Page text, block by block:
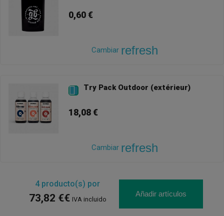
0,60 €
Cambiar refresh
 Try Pack Outdoor (extérieur)
18,08 €
Cambiar refresh
4producto(s) por
73,82 €€ IVA incluido
Añadir artículos